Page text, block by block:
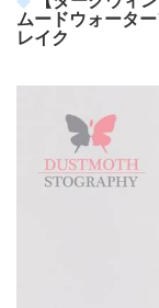
ムードウォータ
レイク